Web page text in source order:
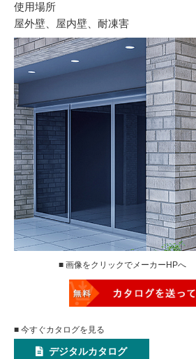
使用場所
屋外壁、屋内壁、耐凍害
■ 画像をクリックでメーカーHPへ
■ 今すぐカタログを見る
デジタルカタログ